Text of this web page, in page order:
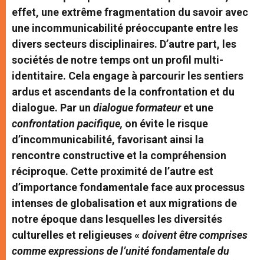
effet, une extrême fragmentation du savoir avec
une incommunicabilité préoccupante entre les
divers secteurs disciplinaires. D’autre part, les
sociétés de notre temps ont un profil multi-
identitaire. Cela engage à parcourir les sentiers
ardus et ascendants de la confrontation et du
dialogue. Par un dialogue formateuret une
confrontation pacifique, on évite le risque
d’incommunicabilité, favorisant ainsi la
rencontre constructive et la compréhension
réciproque. Cette proximité de l’autre est
d’importance fondamentale face aux processus
intenses de globalisation et aux migrations de
notre époque dans lesquelles les diversités
culturelles et religieuses « doivent être comprises
comme expressions de l’unité fondamentale du